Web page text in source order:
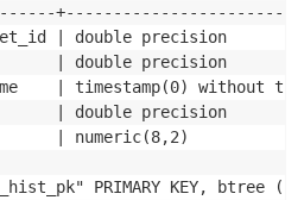
| double
| double precision
| timestamp(0)
| double
| numeric(8,2)
PRIMARY KEY, btree